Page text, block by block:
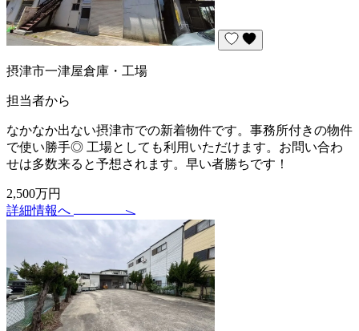
摂津市一津屋倉庫・工場
担当者から
なかなか出ない摂津市での新着物件です。事務所付きの物件
で使い勝手◎ 工場としても利用いただけます。お問い合わ
せは多数来ると予想されます。早い者勝ちです！
2,500万円
詳細情報へ